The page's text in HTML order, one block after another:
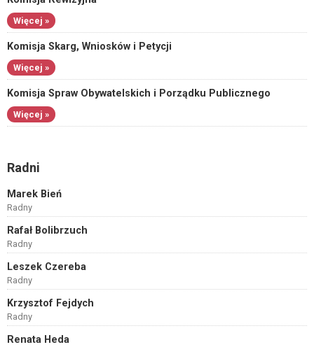
Więcej »
Komisja Skarg, Wniosków i Petycji
Więcej »
Komisja Spraw Obywatelskich i Porządku Publicznego
Więcej »
Radni
Marek Bień
Radny
Rafał Bolibrzuch
Radny
Leszek Czereba
Radny
Krzysztof Fejdych
Radny
Renata Heda